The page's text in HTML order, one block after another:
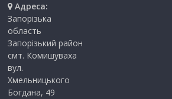
Адреса:
Запорізька
область
Запорізький район
смт. Комишуваха
вул.
Хмельницького
Богдана, 49